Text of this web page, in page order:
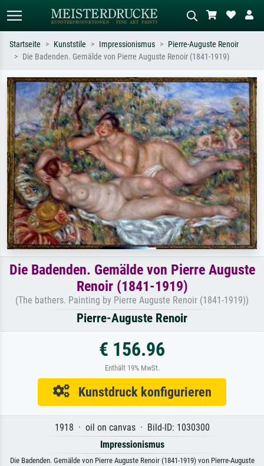
Suchen Sie nach Künstlern, Werktiteln
oder Stilen – z.B. Monet,
Sternennacht, Impressionismus, Welle
Hokusai, Akt.
Beschreiben Sie die Szene – z.B. Grüne
Wiese, Abstrakt mit viel Rot, Dunkles
Ölgemälde, Stehender Akt neben einem
Baum.
Startseite Kunststile Impressionismus
Pierre-Auguste Renoir
Die Badenden. Gemälde von Pierre Auguste Renoir (1841-1919)
Die Badenden. Gemälde von Pierre Auguste
Renoir (1841-1919)
(The bathers. Painting by Pierre Auguste Renoir (1841-1919))
Pierre-Auguste Renoir
€ 156.96
Enthält 19% MwSt.
Kunstdruck konfigurieren
1918 · oil on canvas · Bild-ID: 1030300
Impressionismus
Die Badenden. Gemälde von Pierre Auguste Renoir (1841-1919) von Pierre-Auguste